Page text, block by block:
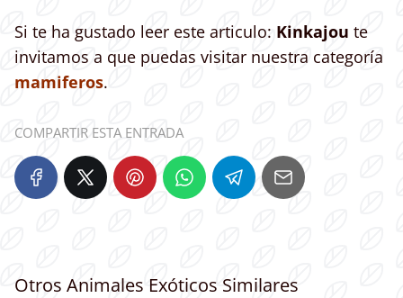
Si te ha gustado leer este articulo: Kinkajou te
invitamos a que puedas visitar nuestra categoría
mamiferos.
COMPARTIR ESTA ENTRADA
Otros Animales Exóticos Similares